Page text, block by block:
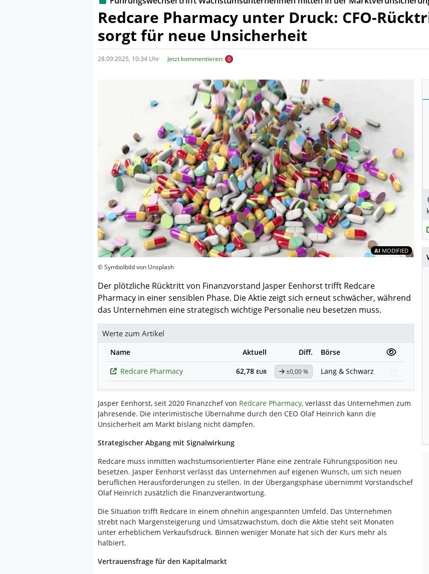
Redcare Pharmacy unter Druck: CFO-
sorgt für neue Unsicherheit
28.09.2025, 10:34 Uhr Jetzt kommentieren: 0
AI MODIFIED
© Symbolbild von Unsplash
Der plötzliche Rücktritt von Finanzvorstand Jasper Eenhorst trifft Redcare
Pharmacy in einer sensiblen Phase. Die Aktie zeigt sich erneut schwächer, während
das Unternehmen eine strategisch wichtige Personalie neu besetzen muss.
Werte zum Artikel
Name Aktuell Diff.
Börse
Redcare Pharmacy
62,78 EUR ±0,00 % Lang & Schwarz
Jasper Eenhorst, seit 2020 Finanzchef von Redcare Pharmacy, verlässt das Unternehmen zum
Jahresende. Die interimistische Übernahme durch den CEO Olaf Heinrich kann die
Unsicherheit am Markt bislang nicht dämpfen.
Strategischer Abgang mit Signalwirkung
Redcare muss inmitten wachstumsorientierter Pläne eine zentrale Führungsposition neu
besetzen. Jasper Eenhorst verlässt das Unternehmen auf eigenen Wunsch, um sich neuen
beruflichen Herausforderungen zu stellen. In der Übergangsphase übernimmt Vorstandschef
Olaf Heinrich zusätzlich die Finanzverantwortung.
Die Situation trifft Redcare in einem ohnehin angespannten Umfeld. Das Unternehmen
strebt nach Margensteigerung und Umsatzwachstum, doch die Aktie steht seit Monaten
unter erheblichem Verkaufsdruck. Binnen weniger Monate hat sich der Kurs mehr als
halbiert.
Vertrauensfrage für den Kapitalmarkt